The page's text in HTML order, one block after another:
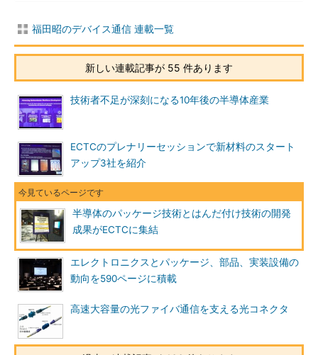
福田昭のデバイス通信 連載一覧
新しい連載記事が 55 件あります
技術者不足が深刻になる10年後の半導体産業
ECTCのプレナリーセッションで新材料のスタート
アップ3社を紹介
半導体のパッケージ技術とはんだ付け技術の開発
成果がECTCに集結
エレクトロニクスとパッケージ、部品、実装設備の
動向を590ページに積載
高速大容量の光ファイバ通信を支える光コネクタ